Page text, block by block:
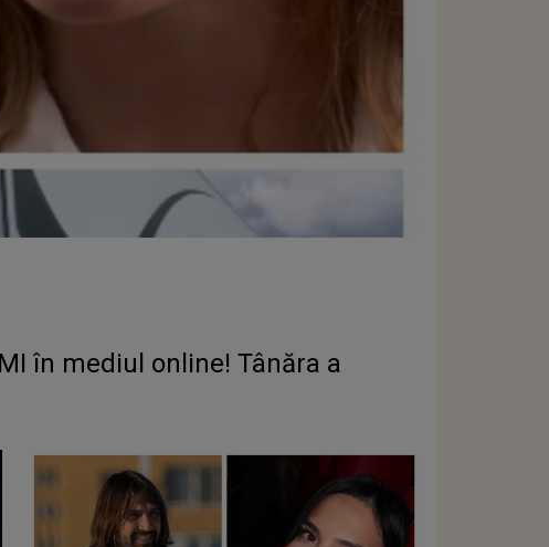
în mediul online! Tânăra a